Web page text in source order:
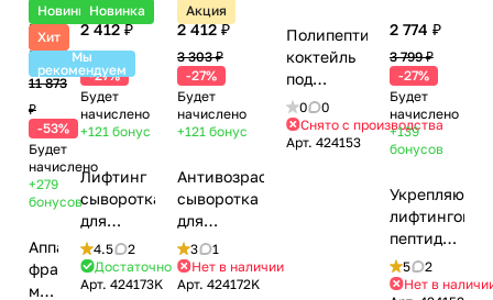
Новинка
Хит
Мы
рекомендуем
5 581
₽
11 873
₽
-53%
Будет
начислено
+279
бонусов
Аппарат
фракционной
мезотерапии
Новинка
2 412 ₽
3 303 ₽
-27%
Будет
начислено
+121 бонус
Лифтинг
сыворотка
для
фракционной
мезотерапии
/ Pro-
4.5
2
Достаточно
Арт. 424173K
Акция
2 412 ₽
3 303 ₽
-27%
Будет
начислено
+121 бонус
Антивозрастная
сыворотка
для
фракционной
мезотерапии
/ Multi
3
1
Нет в наличии
Арт. 424172K
Полипептидный
коктейль
под
дермапен
с
аминокислотным
0
0
Снято с производства
Арт.424153
2 774 ₽
3 799 ₽
-27%
Будет
начислено
+139
бонусов
лифтинговый
пептидный
коктейль
под
5
2
Нет в